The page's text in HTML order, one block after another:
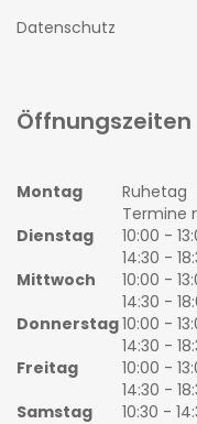
Datenschutz
Öffnungszeiten
Montag
Ruhetag
Termine
Dienstag
10:00 -
14:30 -
Mittwoch
10:00 -
14:30 -
Donnerstag10:00 -
14:30 -
Freitag
10:00 -
14:30 -
Samstag
10:30 -